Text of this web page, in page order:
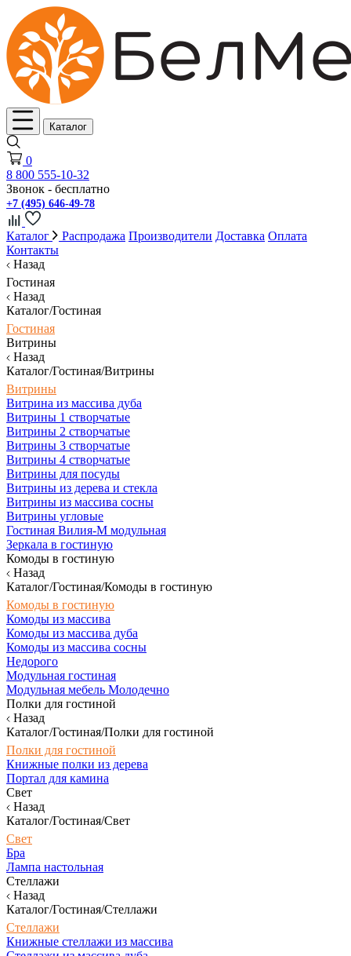
Каталог
0
8 800 555-10-32
Звонок - бесплатно
+7 (495) 646-49-78
Каталог Распродажа Производители Доставка Оплата
Контакты
Назад
Гостиная
Назад
Каталог/Гостиная
Гостиная
Витрины
Назад
Каталог/Гостиная/Витрины
Витрины
Витрина из массива дуба
Витрины 1 створчатые
Витрины 2 створчатые
Витрины 3 створчатые
Витрины 4 створчатые
Витрины для посуды
Витрины из дерева и стекла
Витрины из массива сосны
Витрины угловые
Гостиная Вилия-М модульная
Зеркала в гостиную
Комоды в гостиную
Назад
Каталог/Гостиная/Комоды в гостиную
Комоды в гостиную
Комоды из массива
Комоды из массива дуба
Комоды из массива сосны
Недорого
Модульная гостиная
Модульная мебель Молодечно
Полки для гостиной
Назад
Каталог/Гостиная/Полки для гостиной
Полки для гостиной
Книжные полки из дерева
Портал для камина
Свет
Назад
Каталог/Гостиная/Свет
Свет
Бра
Лампа настольная
Стеллажи
Назад
Каталог/Гостиная/Стеллажи
Стеллажи
Книжные стеллажи из массива